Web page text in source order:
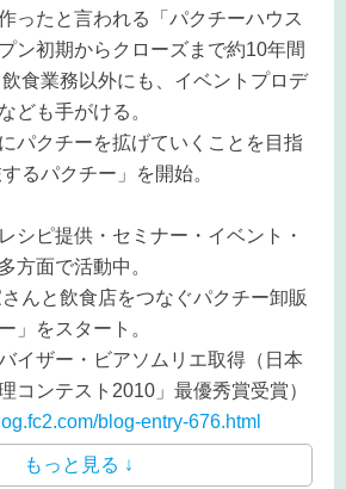
ったと言われる「パクチーハウス
ン初期からクローズまで約10年間
食業務以外にも、イベントプロデ
ども手がける。
パクチーを拡げていくことを目指
るパクチー」を開始。
シピ提供・セミナー・イベント・
方面で活動中。
んと飲食店をつなぐパクチー卸販
」をスタート。
イザー・ビアソムリエ取得（日本
コンテスト2010」最優秀賞受賞）
blog-entry-676.html
もっと見る ↓